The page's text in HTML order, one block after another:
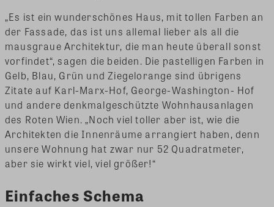
„Es ist ein wunderschönes Haus, mit tollen Farben an
der Fassade, das ist uns allemal lieber als all die
mausgraue Architektur, die man heute überall sonst
vorfindet“, sagen die beiden. Die pastelligen Farben in
Gelb, Blau, Grün und Ziegelorange sind übrigens
Zitate auf Karl-Marx-Hof, George-Washington- Hof
und andere denkmalgeschützte Wohnhausanlagen
des Roten Wien. „Noch viel toller aber ist, wie die
Architekten die Innenräume arrangiert haben, denn
unsere Wohnung hat zwar nur 52 Quadratmeter,
aber sie wirkt viel, viel größer!“
Einfaches Schema